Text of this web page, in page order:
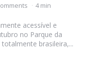
4 min
acessível e
no Parque da
brasileira,...